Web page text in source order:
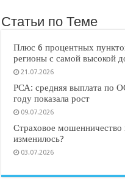
Статьи по Теме
Плюс 6 процентных
регионы с самой высокой
21.07.2026
РСА: средняя выплата по
году показала рост
09.07.2026
Страховое мошенничество
изменилось?
03.07.2026